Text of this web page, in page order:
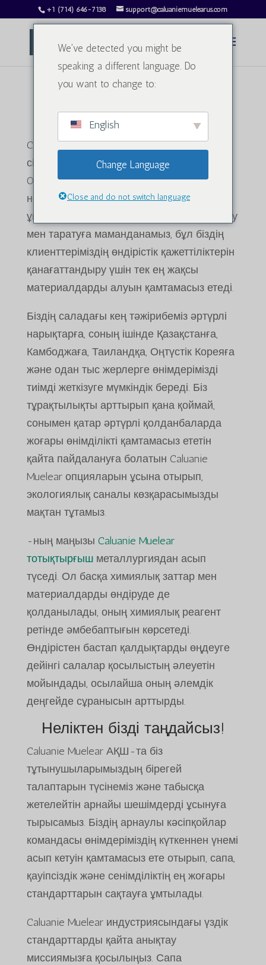
+1 (714) 646-7138 support@caluaniemuelearus.com
Біз не істейміз!
Caluanie Muelear АҚШ-қа қош келдіңіз,
сіздің жоғары сапалы Caluanie Muelear
Oxidize және оған қатысты өнімдердің
негізгі көзі. Үздіктілік пен инновацияға
ұмтыла отырып, біз Caluanie Muelear өндіру
мен таратуға маманданамыз, бұл біздің
клиенттеріміздің өндірістік қажеттіліктерін
қанағаттандыру үшін тек ең жақсы
материалдарды алуын қамтамасыз етеді.
Біздің саладағы кең тәжірибеміз әртүрлі
нарықтарға, соның ішінде Қазақстанға,
Камбоджаға, Таиландқа, Оңтүстік Кореяға
және одан тыс жерлерге өнімдерімізді
тиімді жеткізуге мүмкіндік береді. Біз
тұрақтылықты арттырып қана қоймай,
сонымен қатар әртүрлі қолданбаларда
жоғары өнімділікті қамтамасыз ететін
қайта пайдалануға болатын Caluanie
Muelear опцияларын ұсына отырып,
экологиялық саналы көзқарасымызды
мақтан тұтамыз.
-ның маңызы Caluanie Muelear
тотықтырғышметаллургиядан асып
түседі. Ол басқа химиялық заттар мен
материалдарды өндіруде де
қолданылады, оның химиялық реагент
ретінде әмбебаптығын көрсетеді.
Өндірістен бастап қалдықтарды өңдеуге
дейінгі салалар қосылыстың әлеуетін
мойындады, осылайша оның әлемдік
деңгейде сұранысын арттырды.
Неліктен бізді таңдайсыз!
Caluanie Muelear АҚШ-та біз
тұтынушыларымыздың бірегей
талаптарын түсінеміз және табысқа
жетелейтін арнайы шешімдерді ұсынуға
тырысамыз. Біздің арнаулы кәсіпқойлар
командасы өнімдеріміздің күткеннен үнемі
асып кетуін қамтамасыз ете отырып, сапа,
қауіпсіздік және сенімділіктің ең жоғары
стандарттарын сақтауға ұмтылады.
Caluanie Muelear индустриясындағы үздік
стандарттарды қайта анықтау
миссиямызға қосылыңыз. Сапа
We've detected you might be
speaking a different language. Do
you want to change to:
English
Change Language
Close and do not switch language